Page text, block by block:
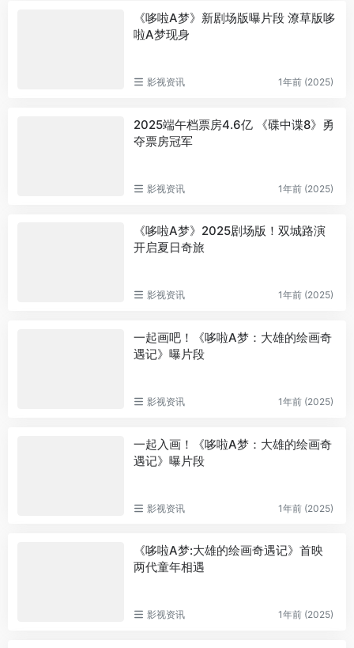
《哆啦A梦》新剧场版曝片段 潦草版哆
啦A梦现身
影视资讯 1年前 (2025)
2025端午档票房4.6亿 《碟中谍8》勇
夺票房冠军
影视资讯 1年前 (2025)
《哆啦A梦》2025剧场版！双城路演
开启夏日奇旅
影视资讯 1年前 (2025)
一起画吧！《哆啦A梦：大雄的绘画奇
遇记》曝片段
影视资讯 1年前 (2025)
一起入画！《哆啦A梦：大雄的绘画奇
遇记》曝片段
影视资讯 1年前 (2025)
《哆啦A梦:大雄的绘画奇遇记》首映
两代童年相遇
影视资讯 1年前 (2025)